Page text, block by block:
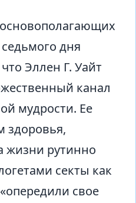
дня
Эллен Г. Уайт
канал
мудрости. Ее
здоровья,
жизни рутинно
секты как
свое